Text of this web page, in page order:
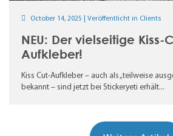
NEU: Der vielseitige Kiss-
Kiss Cut-Aufkleber – auch als „teilweise